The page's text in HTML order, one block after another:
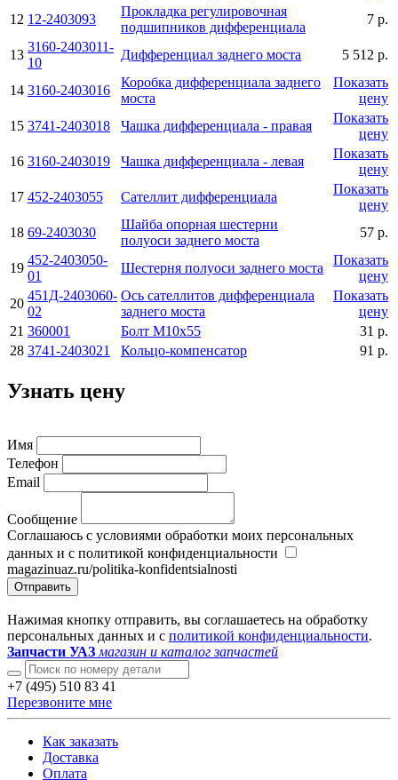
12 12-2403093
Прокладка регулировочная
подшипников дифференциала
7 р.
13
3160-2403011-
10
Дифференциал заднего моста 5 512 р.
14 3160-2403016
Коробка дифференциала заднего
моста
Показать
цену
15 3741-2403018 Чашка дифференциала - правая
Показать
цену
16 3160-2403019 Чашка дифференциала - левая
Показать
цену
17 452-2403055 Сателлит дифференциала
Показать
цену
18 69-2403030
Шайба опорная шестерни
полуоси заднего моста
57 р.
19
452-2403050-
01
Шестерня полуоси заднего моста
Показать
цену
20
451Д-2403060-
02
Ось сателлитов дифференциала
заднего моста
Показать
цену
21 360001 Болт М10х55
31 р.
28 3741-2403021 Кольцо-компенсатор 91 р.
Узнать цену
Имя
Телефон
Email
Сообщение
Соглашаюсь с условиями обработки моих персональных
данных и с политикой конфиденциальности
magazinuaz.ru/politika-konfidentsialnosti
Отправить
Нажимая кнопку отправить, вы соглашаетесь на обработку
персональных данных и с политикой конфиденциальности.
Запчасти УАЗ магазин и каталог запчастей
+7 (495) 510 83 41
Перезвоните мне
Как заказать
Доставка
Оплата